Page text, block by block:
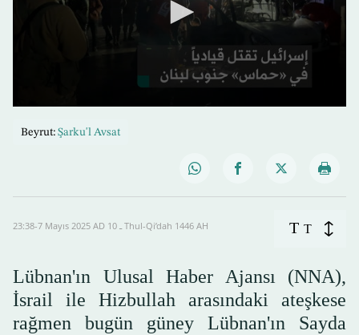
seconds
ofBeyrut: Şarku'l Avsat
23:38-7 Mayıs 2025 AD ـ 10 Thul-Qi’dah 1446 AH T T
Lübnan'ın Ulusal Haber Ajansı (NNA),
İsrail ile Hizbullah arasındaki ateşkese
rağmen bugün güney Lübnan'ın Sayda